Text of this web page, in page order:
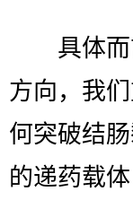
具体而
方向，我
何突破结
的递药载